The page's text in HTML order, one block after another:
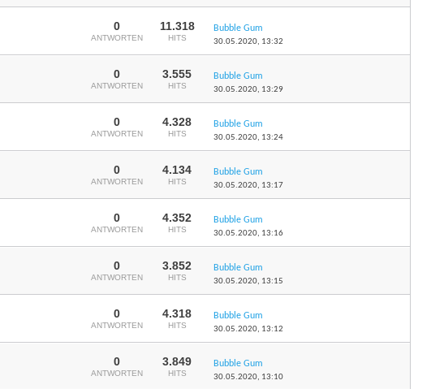
0
ANTWORTEN
11.318
HITS
Bubble Gum
30.05.2020, 13:32
0
ANTWORTEN
3.555
HITS
Bubble Gum
30.05.2020, 13:29
0
ANTWORTEN
4.328
HITS
Bubble Gum
30.05.2020, 13:24
0
ANTWORTEN
4.134
HITS
Bubble Gum
30.05.2020, 13:17
0
ANTWORTEN
4.352
HITS
Bubble Gum
30.05.2020, 13:16
0
ANTWORTEN
3.852
HITS
Bubble Gum
30.05.2020, 13:15
0
ANTWORTEN
4.318
HITS
Bubble Gum
30.05.2020, 13:12
0
ANTWORTEN
3.849
HITS
Bubble Gum
30.05.2020, 13:10